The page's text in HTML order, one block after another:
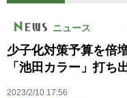
ニュース
少子化対策予算を倍
「池田カラー」打ち
2023/2/10 17:56